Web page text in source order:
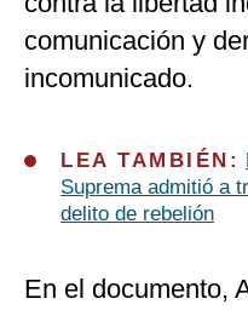
comunicación y
incomunicado.
LEA TAMBIÉN:
Suprema admitió a
delito de rebelión
En el documento,